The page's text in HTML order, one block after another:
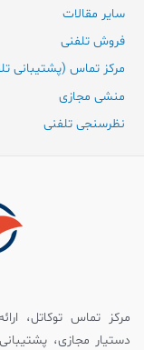
سایر مقالات
فروش تلفنی
مرکز تماس (پشتیبانی
منشی مجازی
نظرسنجی تلفنی
مرکز تماس توکاتل،
دستیار مجازی،